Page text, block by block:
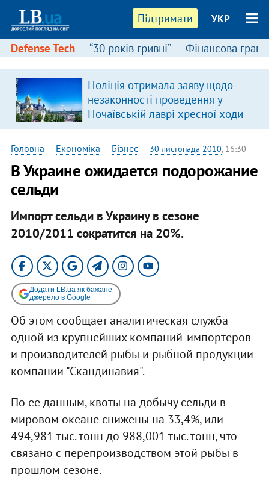
Підтримати УКР
Defense Tech “30 років гривні” Фінансова
Поліція отримала заяву щодо
незаконності проведення у
Почаївській лаврі хресної ходи
Головна — Економіка — Бізнес— 30 листопада 2010, 16:30
В Украине ожидается подорожание
сельди
Импорт сельди в Украину в сезоне
2010/2011 сократится на 20%.
Додати LB.ua як бажане
джерело в Google
Об этом сообщает аналитическая служба
одной из крупнейших компаний-импортеров
и производителей рыбы и рыбной продукции
компании "Скандинавия".
По ее данным, квоты на добычу сельди в
мировом океане снижены на 33,4%, или
494,981 тыс. тонн до 988,001 тыс. тонн, что
связано с перепроизводством этой рыбы в
прошлом сезоне.